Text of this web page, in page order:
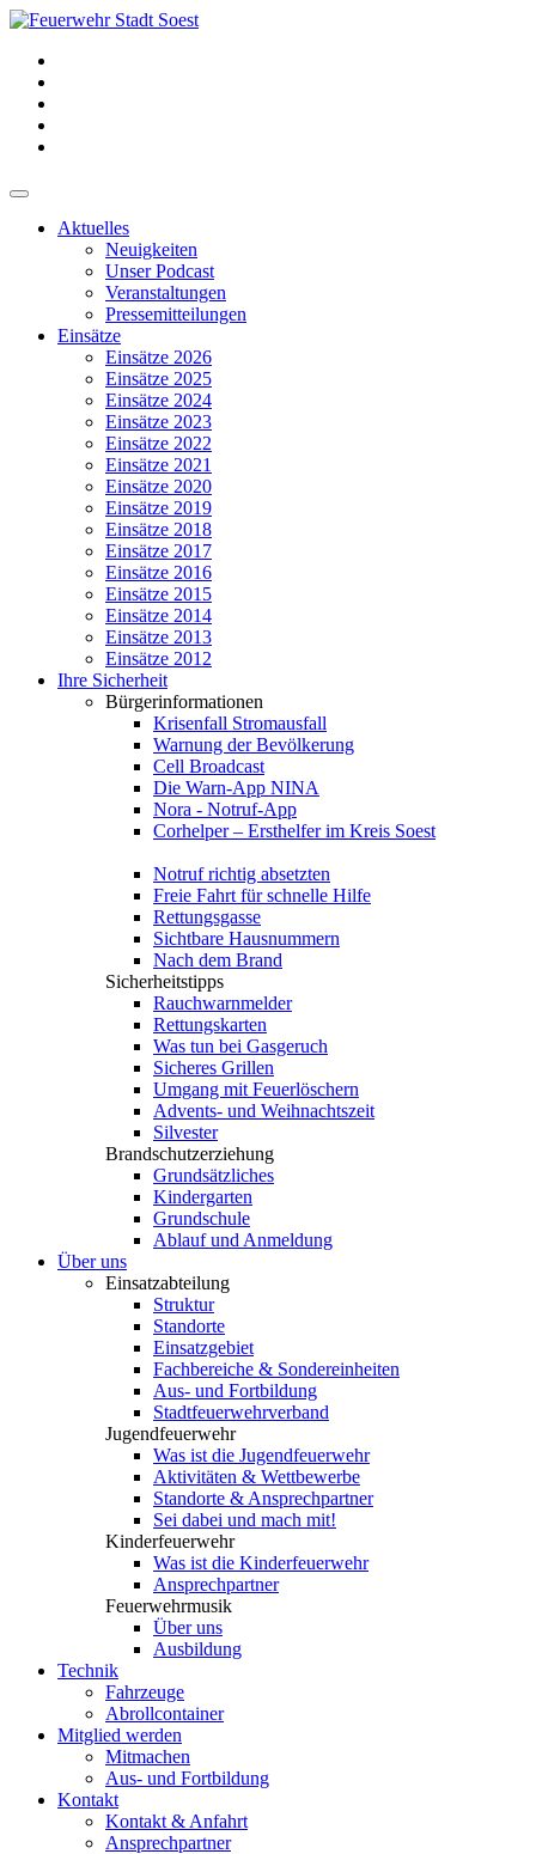
Aktuelles
Neuigkeiten
Unser Podcast
Veranstaltungen
Pressemitteilungen
Einsätze
Einsätze 2026
Einsätze 2025
Einsätze 2024
Einsätze 2023
Einsätze 2022
Einsätze 2021
Einsätze 2020
Einsätze 2019
Einsätze 2018
Einsätze 2017
Einsätze 2016
Einsätze 2015
Einsätze 2014
Einsätze 2013
Einsätze 2012
Ihre Sicherheit
Bürgerinformationen
Krisenfall Stromausfall
Warnung der Bevölkerung
Cell Broadcast
Die Warn-App NINA
Nora - Notruf-App
Corhelper – Ersthelfer im Kreis Soest
Notruf richtig absetzten
Freie Fahrt für schnelle Hilfe
Rettungsgasse
Sichtbare Hausnummern
Nach dem Brand
Sicherheitstipps
Rauchwarnmelder
Rettungskarten
Was tun bei Gasgeruch
Sicheres Grillen
Umgang mit Feuerlöschern
Advents- und Weihnachtszeit
Silvester
Brandschutzerziehung
Grundsätzliches
Kindergarten
Grundschule
Ablauf und Anmeldung
Über uns
Einsatzabteilung
Struktur
Standorte
Einsatzgebiet
Fachbereiche & Sondereinheiten
Aus- und Fortbildung
Stadtfeuerwehrverband
Jugendfeuerwehr
Was ist die Jugendfeuerwehr
Aktivitäten & Wettbewerbe
Standorte & Ansprechpartner
Sei dabei und mach mit!
Kinderfeuerwehr
Was ist die Kinderfeuerwehr
Ansprechpartner
Feuerwehrmusik
Über uns
Ausbildung
Technik
Fahrzeuge
Abrollcontainer
Mitglied werden
Mitmachen
Aus- und Fortbildung
Kontakt
Kontakt & Anfahrt
Ansprechpartner